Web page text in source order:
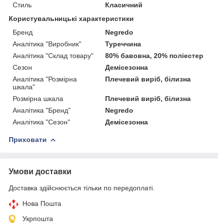
Стиль
Класичний
Користувальницькі характеристики
Бренд
Negredo
Аналітика "Виробник"
Туреччина
Аналітика "Склад товару"
80% бавовна, 20% поліестер
Сезон
Демісезонна
Аналітика "Розмірна
шкала"
Плечевий виріб, білизна
Розмірна шкала
Плечевий виріб, білизна
Аналітика "Бренд"
Negredo
Аналітика "Сезон"
Демісезонна
Приховати
Умови доставки
Доставка здійснюється тільки по передоплаті.
Нова Пошта
Укрпошта